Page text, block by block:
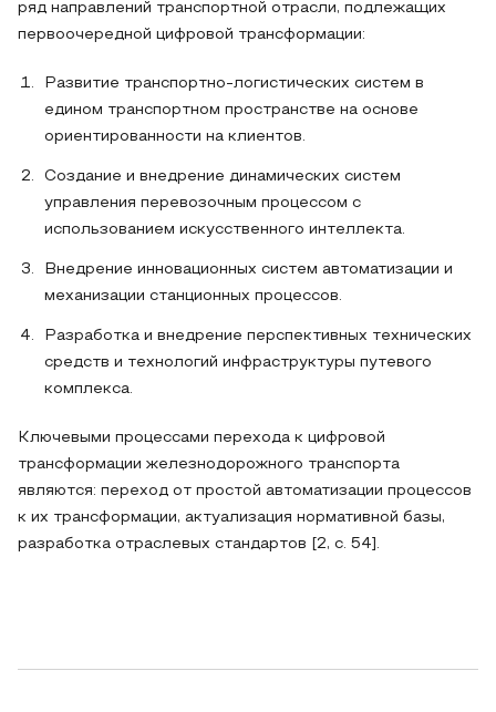
ряд направлений транспортной отрасли, подлежащих
первоочередной цифровой трансформации:
Развитие транспортно-логистических систем в
едином транспортном пространстве на основе
ориентированности на клиентов.
Создание и внедрение динамических систем
управления перевозочным процессом с
использованием искусственного интеллекта.
Внедрение инновационных систем автоматизации и
механизации станционных процессов.
Разработка и внедрение перспективных технических
средств и технологий инфраструктуры путевого
комплекса.
Ключевыми процессами перехода к цифровой
трансформации железнодорожного транспорта
являются: переход от простой автоматизации процессов
к их трансформации, актуализация нормативной базы,
разработка отраслевых стандартов [2, с. 54].